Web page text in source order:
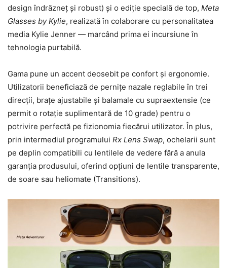
design îndrăzneț și robust) și o ediție specială de top, Meta
Glasses by Kylie, realizată în colaborare cu personalitatea
media Kylie Jenner — marcând prima ei incursiune în
tehnologia purtabilă.
Gama pune un accent deosebit pe confort și ergonomie.
Utilizatorii beneficiază de pernițe nazale reglabile în trei
direcții, brațe ajustabile și balamale cu supraextensie (ce
permit o rotație suplimentară de 10 grade) pentru o
potrivire perfectă pe fizionomia fiecărui utilizator. În plus,
prin intermediul programului Rx Lens Swap, ochelarii sunt
pe deplin compatibili cu lentilele de vedere fără a anula
garanția produsului, oferind opțiuni de lentile transparente,
de soare sau heliomate (Transitions).